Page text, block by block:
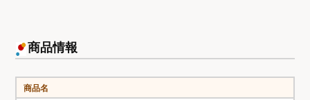
商品情報
商品名